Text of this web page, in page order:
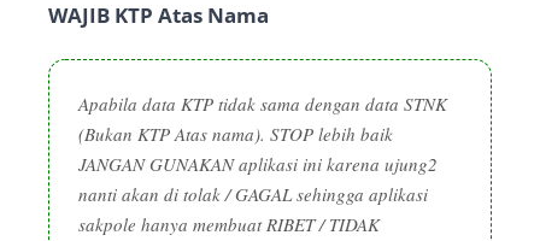
WAJIB KTP Atas Nama
Apabila data KTP tidak sama dengan data STNK
(Bukan KTP Atas nama). STOP lebih baik
JANGAN GUNAKAN aplikasi ini karena ujung2
nanti akan di tolak / GAGAL sehingga aplikasi
sakpole hanya membuat RIBET / TIDAK